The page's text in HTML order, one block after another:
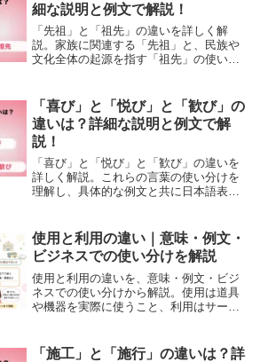
細な説明と例文で解説！
「先祖」と「祖先」の違いを詳しく解
説。家族に関連する「先祖」と、民族や
文化全体の起源を指す「祖先」の使い分
や歴史に関する知識を深めましょう。
「喜び」と「悦び」と「歓び」の
違いは？詳細な説明と例文で解
説！
「喜び」と「悦び」と「歓び」の違いを
詳しく解説。これらの言葉の使い分けを
理解し、具体的な例文と共に日本語表現
ケーションを目指します。
使用と利用の違い｜意味・例文・
ビジネスでの使い分けを解説
使用と利用の違いを、意味・例文・ビジ
ネスでの使い分けから解説。使用は道具
や機器を実際に使うこと、利用はサービ
いやすい表現も整理します。
「施工」と「施行」の違いは？詳